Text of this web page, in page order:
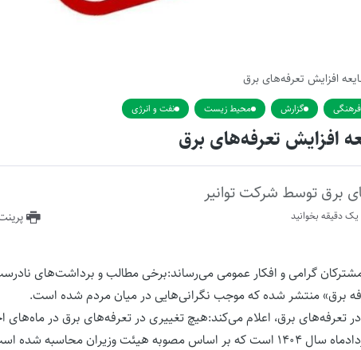
افزایش تعرفه‌های برق
فرهنگی گزارش محیط زیست نفت و انرژی
افزایش تعرفه‌های برق
برق توسط شرکت توانیر
یک دقیقه بخوانید
گرامی و افکار عمومی می‌رساند:برخی مطالب و برداشت‌های
برق، اعلام می‌کند:هیچ تغییری در تعرفه‌های برق در ماه‌های
محاسبه شده است.